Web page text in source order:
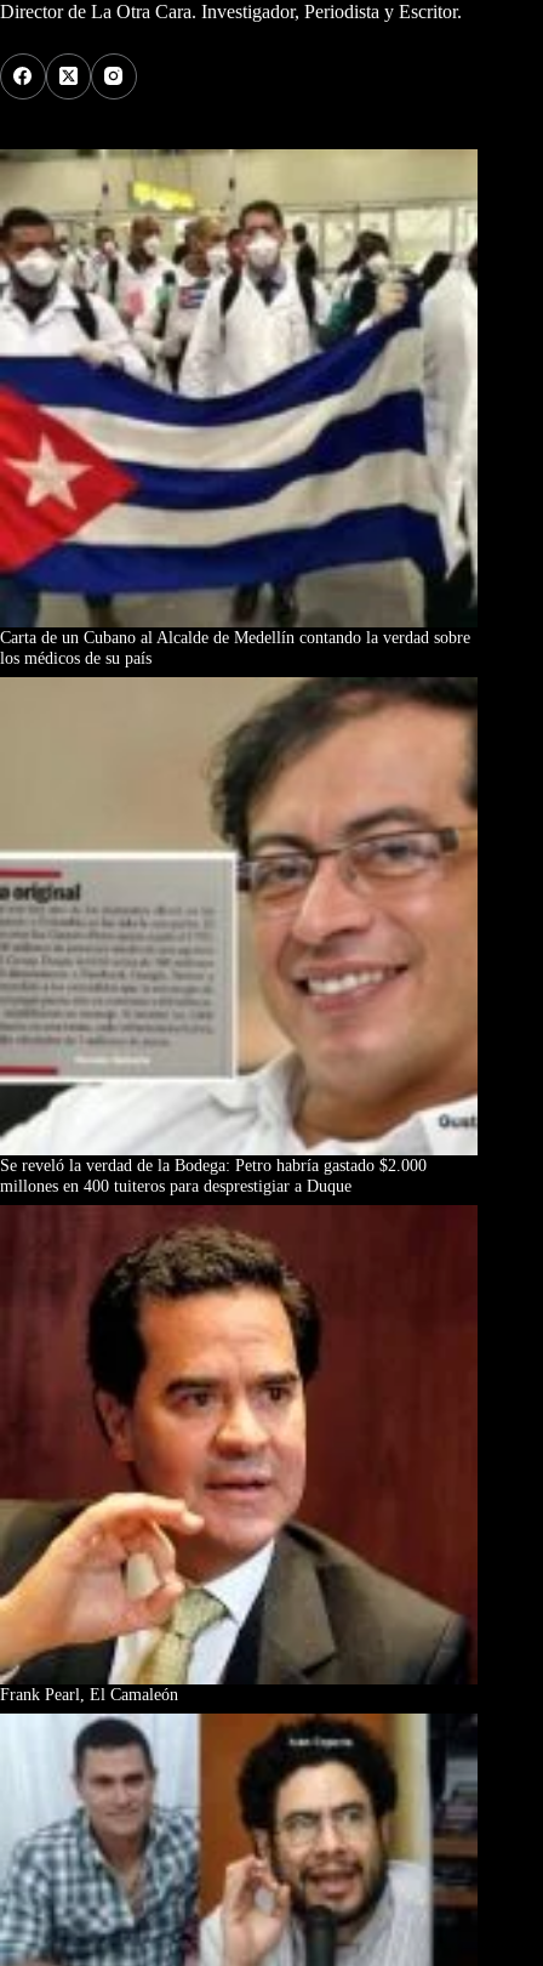
Director de La Otra Cara. Investigador, Periodista y Escritor.
Carta de un Cubano al Alcalde de Medellín contando la verdad sobre
los médicos de su país
Se reveló la verdad de la Bodega: Petro habría gastado $2.000
millones en 400 tuiteros para desprestigiar a Duque
Frank Pearl, El Camaleón